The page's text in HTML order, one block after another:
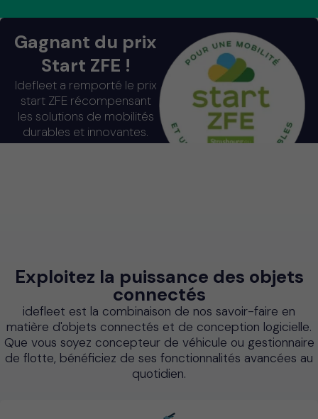
Gagnant du prix
Start ZFE !
Idefleet a remporté le prix
start ZFE récompensant
les solutions de mobilités
durables et innovantes.
Exploitez la puissance des objets
connectés
idefleet est la combinaison de nos savoir-faire en
matière d'objets connectés et de conception logicielle.
Que vous soyez concepteur de véhicule ou gestionnaire
de flotte, bénéficiez de ses fonctionnalités avancées au
quotidien.